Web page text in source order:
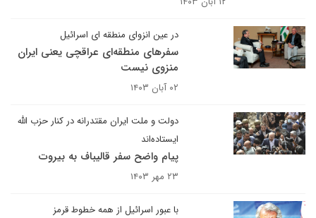
در عین انزوای منطقه ای اسرائیل
سفرهای منطقه‌ای عراقچی یعنی ایران
منزوی نیست
۰۲ آبان ۱۴۰۳
دولت و ملت ایران مقتدرانه در کنار حزب الله
ایستاده‌اند
پیام واضح سفر قالیباف به بیروت
۲۳ مهر ۱۴۰۳
با عبور اسرائیل از همه خطوط قرمز